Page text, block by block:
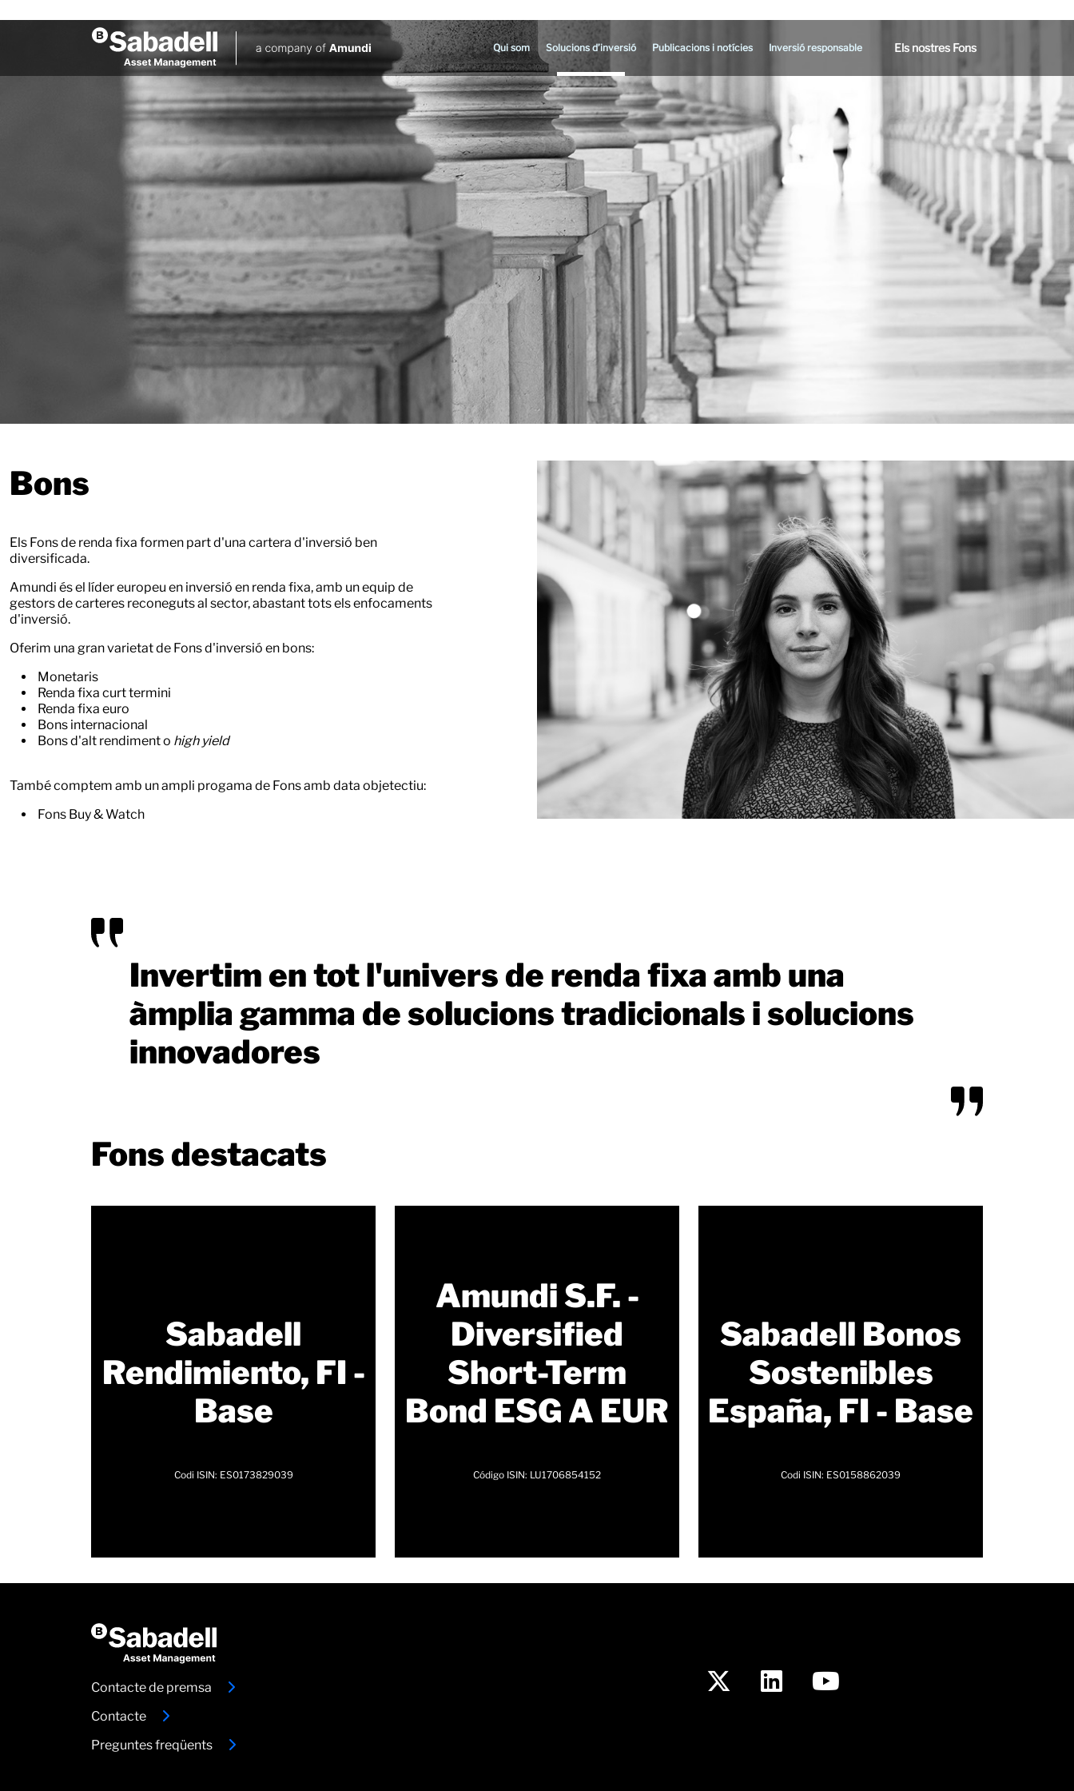
Qui som Solucions d’inversió Publicacions i notícies Inversió responsable Els nostres Fons
Bons
Els Fons de renda fixa formen part d'una cartera d'inversió ben
diversificada.
Amundi és el líder europeu en inversió en renda fixa, amb un equip de
gestors de carteres reconeguts al sector, abastant tots els enfocaments
d'inversió.
Oferim una gran varietat de Fons d'inversió en bons:
Monetaris
Renda fixa curt termini
Renda fixa euro
Bons internacional
Bons d'alt rendiment o high yield
També comptem amb un ampli progama de Fons amb data objetectiu:
Fons Buy & Watch
Invertim en tot l'univers de renda fixa amb una
àmplia gamma de solucions tradicionals i solucions
innovadores
Fons destacats
Sabadell
Rendimiento, FI -
Base
Codi ISIN: ES0173829039
Amundi S.F. -
Diversified
Short-Term
Bond ESG A EUR
Código ISIN: LU1706854152
Sabadell Bonos
Sostenibles
España, FI - Base
Codi ISIN: ES0158862039
Contacte de premsa
Contacte
Preguntes freqüents